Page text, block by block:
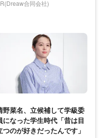
合同会社)
野菜名、立候補して学級委
になった学生時代「昔は目
つのが好きだったんです」